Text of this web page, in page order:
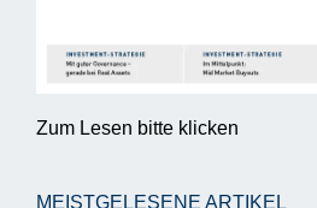
Zum Lesen bitte klicken
MEISTGELESENE ARTIKEL